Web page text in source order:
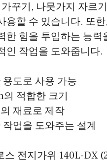
꾸기, 나뭇가지 자르
용할 수 있습니다. 또
한 힘을 투입하는 능력
인 작업을 도와줍니다.
용도로 사용 가능
의 적합한 크기
재료로 제작
작업을 도와주는 설계
스 전지가위 140L-DX